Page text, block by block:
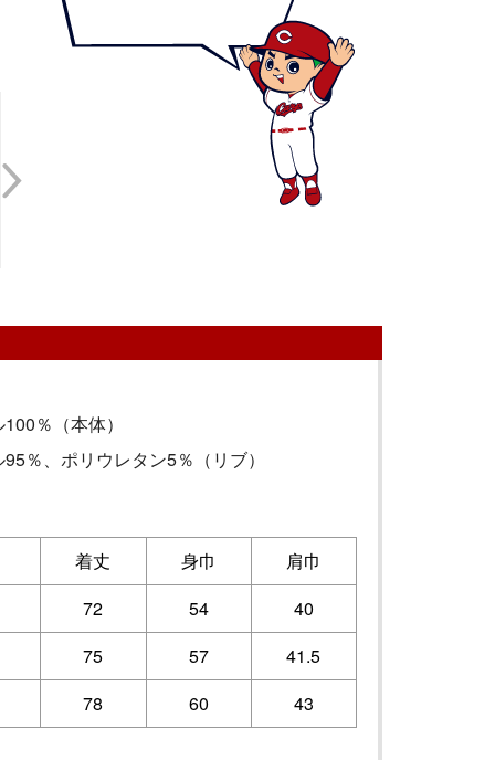
％（本体）
％、ポリウレタン5％（リブ）
着丈 身巾
肩巾
72 54
40
75 57
41.5
78 60 43